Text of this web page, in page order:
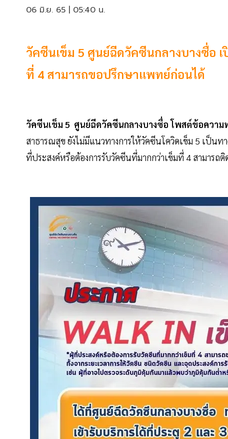
06 มิ.ย. 65 | 05:40 น.
วัคซีนเข็ม 5 ศูนย์ฉีดวัคซีนกลางบางซื่อ
ที่ 4 สามารถขอปรึกษาแพทย์ก่อนได้
วัคซีนเข็ม 5 ศูนย์ฉีดวัคซีนกลางบางซื่อ โพสต์ข้อความ
สาธารณสุข ยังไม่มีแนวทางการให้วัคซีนโควิดเข็ม 5 เป็น
ที่ประสงค์หรือต้องการรับวัคซีนที่มากกว่าเข็มที่ 4 สามารถ